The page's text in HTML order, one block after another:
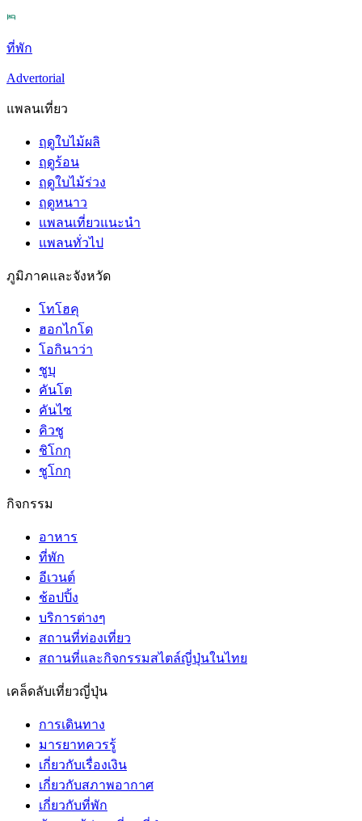
ที่พัก
Advertorial
แพลนเที่ยว
ฤดูใบไม้ผลิ
ฤดูร้อน
ฤดูใบไม้ร่วง
ฤดูหนาว
แพลนเที่ยวแนะนำ
แพลนทั่วไป
ภูมิภาคและจังหวัด
โทโฮคุ
ฮอกไกโด
โอกินาว่า
ชูบุ
คันโต
คันไซ
คิวชู
ชิโกกุ
ชูโกกุ
กิจกรรม
อาหาร
ที่พัก
อีเวนต์
ช้อปปิ้ง
บริการต่างๆ
สถานที่ท่องเที่ยว
สถานที่และกิจกรรมสไตล์ญี่ปุ่นในไทย
เคล็ดลับเที่ยวญี่ปุ่น
การเดินทาง
มารยาทควรรู้
เกี่ยวกับเรื่องเงิน
เกี่ยวกับสภาพอากาศ
เกี่ยวกับที่พัก